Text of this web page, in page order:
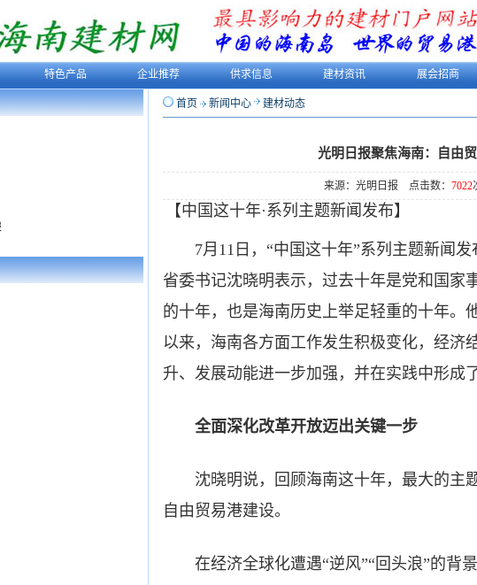
特色产品 企业推荐 供求信息 建材资讯 展会招商
首页 新闻中心 建材动态
光明日报聚焦海南：自由
来源：光明日报 点击数： 7022
【中国这十年·系列主题新闻发布】
7月11日，“中国这十年”系列主题新闻发
省委书记沈晓明表示，过去十年是党和国家
的十年，也是海南历史上举足轻重的十年。
以来，海南各方面工作发生积极变化，经济
升、发展动能进一步加强，并在实践中形成
全面深化改革开放迈出关键一步
沈晓明说，回顾海南这十年，最大的主
自由贸易港建设。
在经济全球化遭遇“逆风”“回头浪”的背